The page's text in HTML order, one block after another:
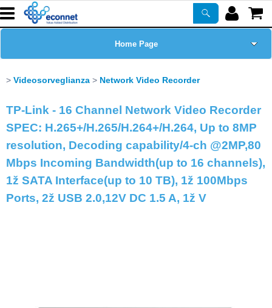
Home Page
Prodotti
ASSISTENZA
Certificazioni
Videosorveglianza Network Video Recorder
TP-Link - 16 Channel Network Video Recorder
SPEC: H.265+/H.265/H.264+/H.264, Up to 8MP
resolution, Decoding capability/4-ch @2MP,80
Mbps Incoming Bandwidth(up to 16 channels),
1ž SATA Interface(up to 10 TB), 1ž 100Mbps
Ports, 2ž USB 2.0,12V DC 1.5 A, 1ž V